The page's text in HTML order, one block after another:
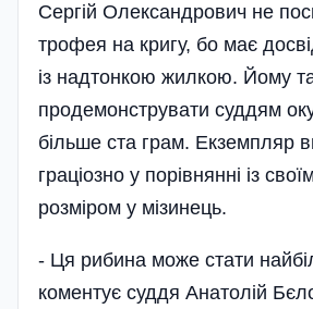
Сергій Олександрович не
трофея на кригу, бо має
із надтонкою жилкою. Йому
продемонструвати суддям
більше ста грам. Екземпляр
граціозно у порівнянні із
розміром у мізинець.
- Ця рибина може стати
коментує суддя Анатолій